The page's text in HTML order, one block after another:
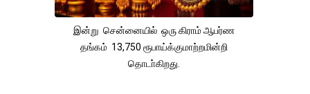
இன்று சென்னையில் ஒரு கிராம் ஆபர்ண
தங்கம் 13,750 ரூபாய்க்குமாற்றமின்றி
தொடா்கிறது.